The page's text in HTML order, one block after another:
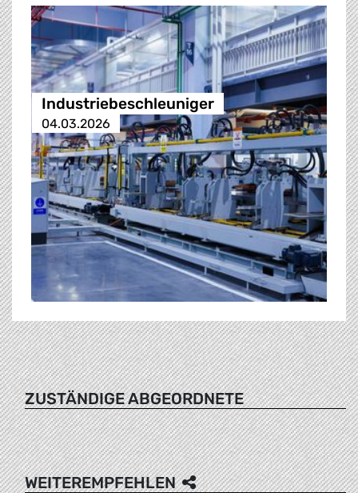
Industriebeschleuniger
04.03.2026
ZUSTÄNDIGE ABGEORDNETE
WEITEREMPFEHLEN